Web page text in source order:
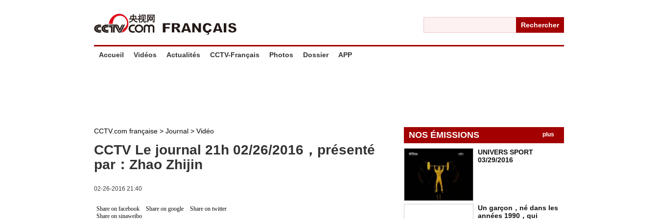
Rechercher
Accueil Vidéos Actualités CCTV-Français Photos Dossier APP
CCTV.com française > Journal > Vidéo
CCTV Le journal 21h 02/26/2016，présenté
par：Zhao Zhijin
02-26-2016 21:40
Share on facebook Share on google
Share on twitter
Share on sinaweibo
NOS ÉMISSIONS plus
UNIVERS SPORT
03/29/2016
Un garçon，né dans les
années 1990，qui